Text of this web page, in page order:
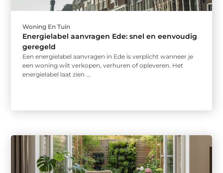
Woning En Tuin
Energielabel aanvragen Ede: snel en eenvoudig
geregeld
Een energielabel aanvragen in Ede is verplicht wanneer je
een woning wilt verkopen, verhuren of opleveren. Het
energielabel laat zien ...